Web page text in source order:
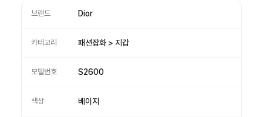
브랜드 Dior
카테고리 패션잡화 > 지갑
모델번호 S2600
색상 베이지